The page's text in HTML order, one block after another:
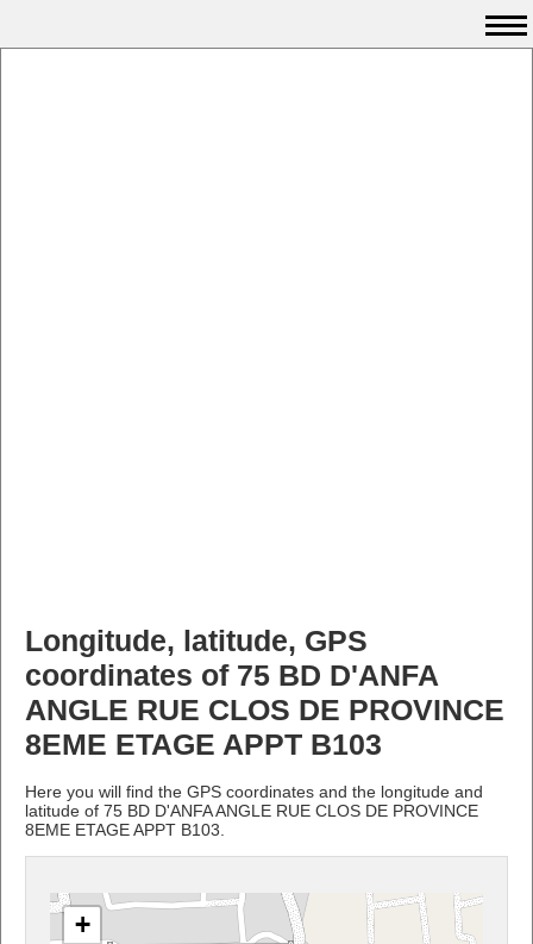
Longitude, latitude, GPS
coordinates of 75 BD D'ANFA
ANGLE RUE CLOS DE PROVINCE
8EME ETAGE APPT B103
Here you will find the GPS coordinates and the longitude and
latitude of 75 BD D'ANFA ANGLE RUE CLOS DE PROVINCE
8EME ETAGE APPT B103.
+